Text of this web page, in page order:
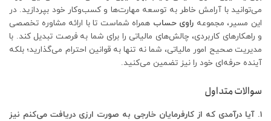
می‌توانید با آرامش خاطر به توسعه مهارت‌ها و کسب‌وکار خود بپردازید. در
این مسیر، مجموعه راوی حساب همراه شماست تا با ارائه مشاوره تخصصی
و راهکارهای کاربردی، چالش‌های مالیاتی را برای شما به فرصت تبدیل کند. با
مدیریت صحیح امور مالیاتی، شما نه تنها به قوانین احترام می‌گذارید؛ بلکه
آینده حرفه‌ای خود را نیز تضمین می‌کنید.
سوالات متداول
۱. آیا درآمدی که از کارفرمایان خارجی به صورت ارزی دریافت می‌کنم نیز